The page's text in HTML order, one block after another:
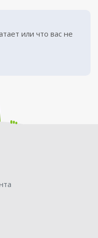
или что вас не